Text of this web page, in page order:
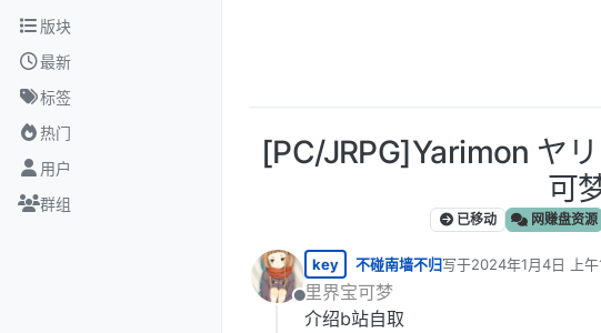
跳转至内容
版块
最新
标签
热门
用户
群组
[PC/JRPG]Yarimon ヤ
可
已移动 网赚盘资源
离线
key 不碰南墙不归写于2024年1月4日 上
最后由 不碰南墙不归
里界宝可梦
介绍b站自取